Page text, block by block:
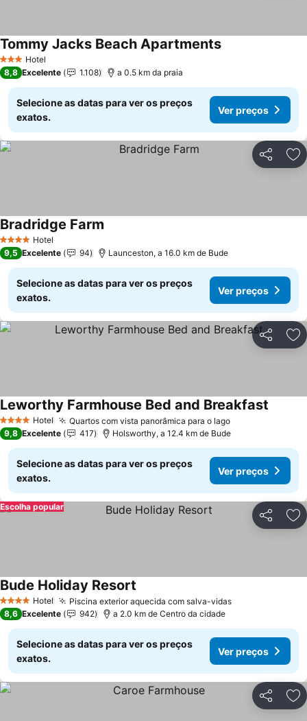
3 EstrelasHotel
Tommy Jacks Beach Apartments
8,8 Excelente 1.108 a 0.5 km da praia
Selecione as datas para ver os preços
exatos.
Ver preços
Partilhar
4 EstrelasHotel
Bradridge Farm
9,5 Excelente 94 Launceston, a 16.0 km de Bude
Selecione as datas para ver os preços
exatos.
Ver preços
Partilhar
4 EstrelasHotel Quartos com vista panorâmica para o lago
Leworthy Farmhouse Bed and Breakfast
9,8 Excelente 417 Holsworthy, a 12.4 km de Bude
Selecione as datas para ver os preços
exatos.
Ver preços
Partilhar
Escolha popular
4 EstrelasHotel Piscina exterior aquecida com salva-vidas
Bude Holiday Resort
8,6 Excelente 942 a 2.0 km de Centro da cidade
Selecione as datas para ver os preços
exatos.
Ver preços
Partilhar